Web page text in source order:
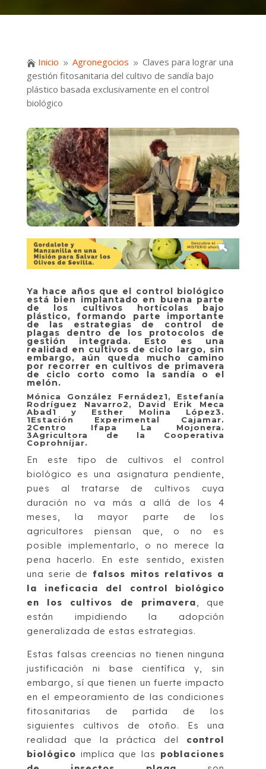
 Inicio 9 Agronegocios 9 Claves para lograr una
gestión fitosanitaria del cultivo de sandía bajo
plástico basada exclusivamente en el control
biológico
Ya hace años que el control biológico
está bien implantado en buena parte
de los cultivos hortícolas bajo
plástico, formando parte importante
de las estrategias de control de
plagas dentro de los protocolos de
gestión integrada. Esto es una
realidad en cultivos de ciclo largo, sin
embargo, aún queda mucho camino
por recorrer en cultivos de primavera
de ciclo corto como la sandía o el
melón.
Mónica González Fernádez1, Estefanía
Rodríguez Navarro2, David Erik Meca
Abad1 y Esther Molina López3.
1Estación Experimental Cajamar.
2Centro Ifapa La Mojonera.
3Agricultora de la Cooperativa
Coprohníjar.
En este tipo de cultivos el control
biológico es una asignatura pendiente,
pues al tratarse de cultivos cuya
duración no va más a allá de los 4
meses, la mayor parte de los
agricultores piensan que, o no es
posible implementarlo, o no merece la
pena hacerlo. En este sentido, existen
una serie de falsos mitos relativos a
la ineficacia del control biológico
en los cultivos de primavera, que
están impidiendo la adopción
generalizada de estas estrategias.
Estas falsas creencias no tienen ninguna
justificación ni base científica y, sin
embargo, sí que tienen un fuerte impacto
en el empeoramiento de las condiciones
fitosanitarias de partida de los
siguientes cultivos de otoño. Es una
realidad que la práctica del control
biológico implica que las poblaciones